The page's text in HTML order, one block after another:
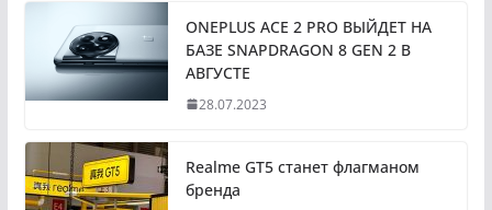
ONEPLUS ACE 2 PRO ВЫЙДЕТ НА
БАЗЕ SNAPDRAGON 8 GEN 2 В
АВГУСТЕ
28.07.2023
Realme GT5 станет флагманом
бренда